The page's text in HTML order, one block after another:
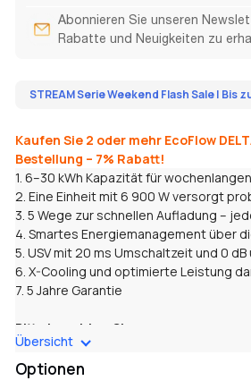
Abonnieren Sie unseren
Rabatte und Neuigkeiten zu
STREAM Serie Weekend Flash Sale | Bis
Kaufen Sie 2 oder mehr EcoFlow
Bestellung – 7% Rabatt!
1. 6–30 kWh Kapazität für
2. Eine Einheit mit 6 900 W versorgt
3. 5 Wege zur schnellen Aufladung –
4. Smartes Energiemanagement über
5. USV mit 20 ms Umschaltzeit und 0
6. X-Cooling und optimierte Leistung
7. 5 Jahre Garantie
Bitte beachten Sie:
Der manuelle Umschalter erfordert
Installation durch einen zertifizierten
Übersicht
Optionen